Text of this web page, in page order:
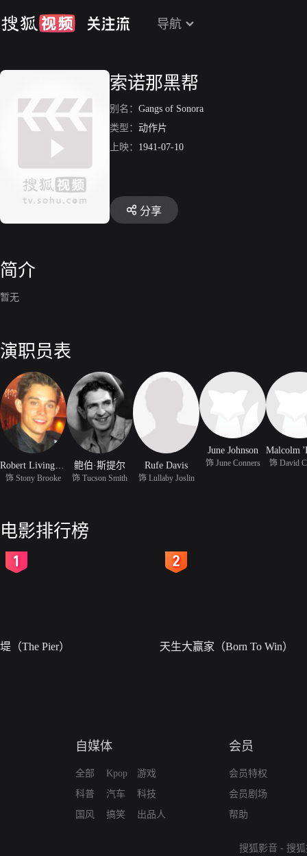
导航
索诺那黑帮
别名： Gangs of Sonora
类型： 动作片
上映： 1941-07-10
分享
简介
暂无
演职员表
饰 Stony Brooke
鲍伯·斯提尔
饰 Tucson Smith
Rufe Davis
饰 Lullaby Joslin
June Johnson
饰 June Conners 饰 David
电影排行榜
堤（The Pier） 天生大赢家（Born To Win）
自媒体
全部
科普
国风
Kpop
汽车
搞笑
游戏
科技
出品人
会员
会员特权
会员剧场
帮助
搜狐影音 - 搜